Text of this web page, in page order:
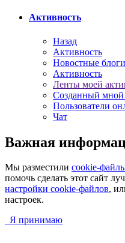
Активность
Назад
Активность
Новостные блоги
Активность
Ленты моей
Созданный мной
Пользователи
Чат
Важная
Мы разместили cookie-
помочь сделать этот сайт
настройки cookie-файлов,
настроек.
Я принимаю